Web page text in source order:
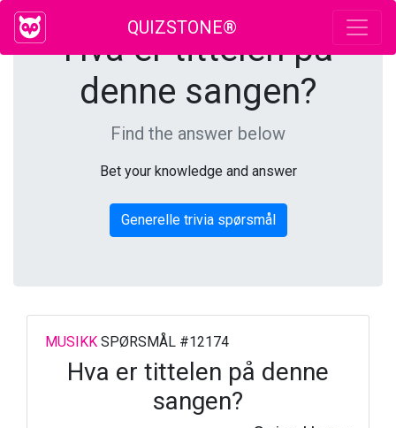
QUIZSTONE®
Hva er tittelen på
denne sangen?
Find the answer below
Bet your knowledge and answer
Generelle trivia spørsmål
MUSIKK SPØRSMÅL #12174
Hva er tittelen på denne
sangen?